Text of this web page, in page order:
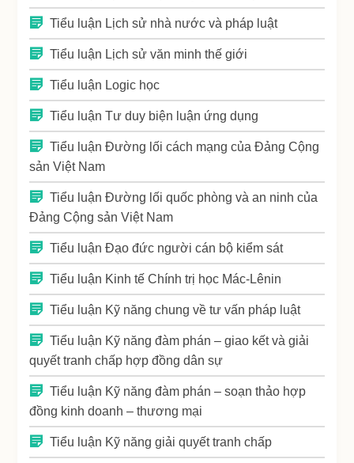
Tiểu luận Lịch sử nhà nước và pháp luật
Tiểu luận Lịch sử văn minh thế giới
Tiểu luận Logic học
Tiểu luận Tư duy biện luận ứng dụng
Tiểu luận Đường lối cách mạng của Đảng Cộng
sản Việt Nam
Tiểu luận Đường lối quốc phòng và an ninh của
Đảng Cộng sản Việt Nam
Tiểu luận Đạo đức người cán bộ kiểm sát
Tiểu luận Kinh tế Chính trị học Mác-Lênin
Tiểu luận Kỹ năng chung về tư vấn pháp luật
Tiểu luận Kỹ năng đàm phán – giao kết và giải
quyết tranh chấp hợp đồng dân sự
Tiểu luận Kỹ năng đàm phán – soạn thảo hợp
đồng kinh doanh – thương mại
Tiểu luận Kỹ năng giải quyết tranh chấp